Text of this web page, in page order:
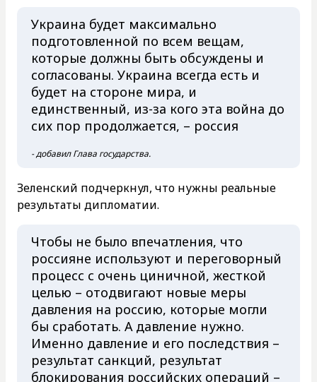
Украина будет максимально
подготовленной по всем вещам,
которые должны быть обсуждены и
согласованы. Украина всегда есть и
будет на стороне мира, и
единственный, из-за кого эта война до
сих пор продолжается, – россия
- добавил Глава государства.
Зеленский подчеркнул, что нужны реальные
результаты дипломатии.
Чтобы не было впечатления, что
россияне используют и переговорный
процесс с очень циничной, жесткой
целью – отодвигают новые меры
давления на россию, которые могли
бы сработать. А давление нужно.
Именно давление и его последствия –
результат санкций, результат
блокирования российских операций –